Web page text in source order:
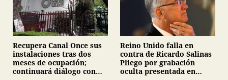
Recupera Canal Once sus
instalaciones tras dos
meses de ocupación;
continuará diálogo con
Reino Unido falla en
contra de Ricardo Salinas
Pliego por grabación
oculta presentada en